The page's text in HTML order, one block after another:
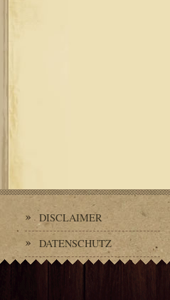
DISCLAIMER
DATENSCHUTZ